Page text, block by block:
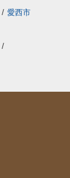
/ 愛西市
/